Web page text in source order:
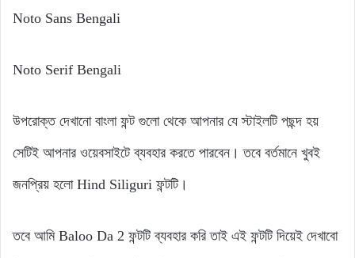
Noto Sans Bengali
Noto Serif Bengali
উপরোক্ত দেখানো বাংলা ফন্ট গুলো থেকে আপনার যে স্টাইলটি পছন্দ হয়
সেটিই আপনার ওয়েবসাইটে ব্যবহার করতে পারবেন। তবে বর্তমানে খুবই
জনপ্রিয় হলো Hind Siliguri ফন্টটি।
তবে আমি Baloo Da 2 ফন্টটি ব্যবহার করি তাই এই ফন্টটি দিয়েই দেখাবো